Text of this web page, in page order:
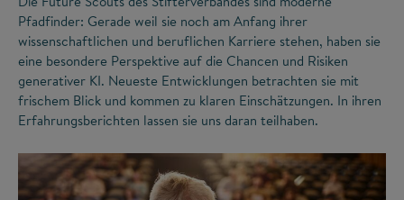
Pfadfinder: Gerade weil sie noch am Anfang ihrer
wissenschaftlichen und beruflichen Karriere stehen, haben sie
eine besondere Perspektive auf die Chancen und Risiken
generativer KI. Neueste Entwicklungen betrachten sie mit
frischem Blick und kommen zu klaren Einschätzungen. In ihren
Erfahrungsberichten lassen sie uns daran teilhaben.